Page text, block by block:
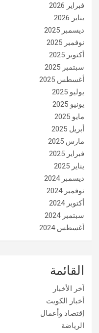
فبراير 2026
يناير 2026
ديسمبر 2025
نوفمبر 2025
أكتوبر 2025
سبتمبر 2025
أغسطس 2025
يوليو 2025
يونيو 2025
مايو 2025
أبريل 2025
مارس 2025
فبراير 2025
يناير 2025
ديسمبر 2024
نوفمبر 2024
أكتوبر 2024
سبتمبر 2024
أغسطس 2024
القائمة
آخر الأخبار
أخبار الكويت
إقتصاد وأعمال
الرياضة